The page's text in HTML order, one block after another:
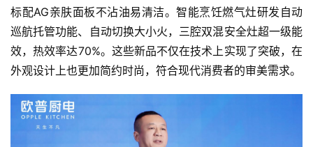
标配AG亲肤面板不沾油易清洁。智能烹饪燃气灶研发自动
巡航托管功能、自动切换大小火，三腔双混安全灶超一级能
效，热效率达70%。这些新品不仅在技术上实现了突破，在
外观设计上也更加简约时尚，符合现代消费者的审美需求。